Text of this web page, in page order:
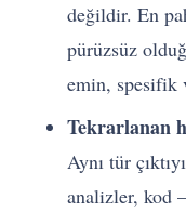
değildir. En
pürüzsüz
emin, spesifik
Tekrarlanan
Aynı tür
analizler, kod